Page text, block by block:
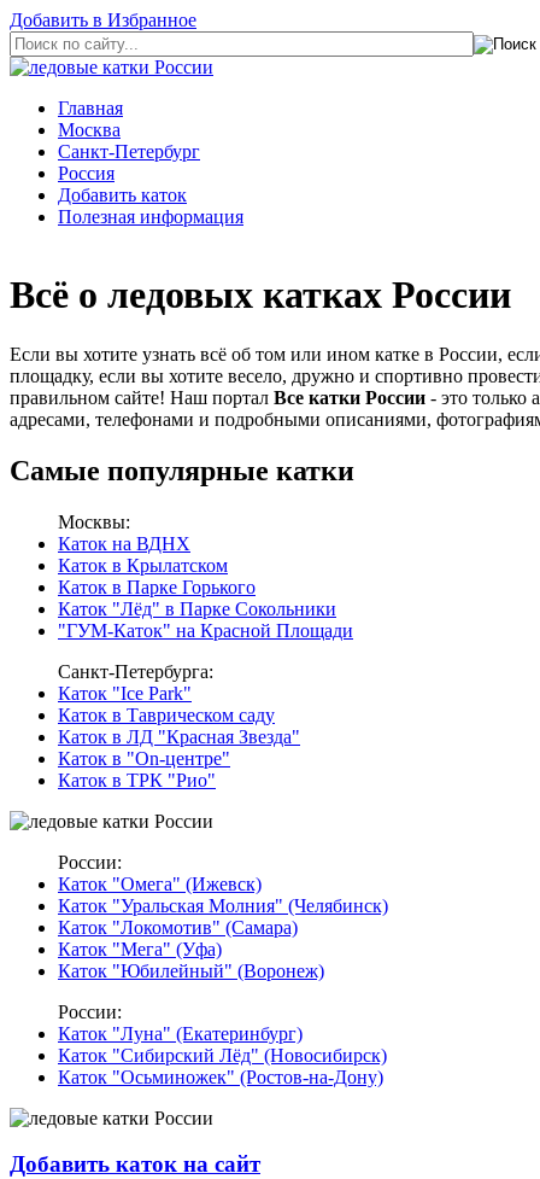
Добавить в Избранное
Главная
Москва
Санкт-Петербург
Россия
Добавить каток
Полезная информация
Всё о ледовых катках России
Если вы хотите узнать всё об том или ином катке в России,
площадку, если вы хотите весело, дружно и спортивно
правильном сайте! Наш портал Все катки России - это только
адресами, телефонами и подробными описаниями,
Самые популярные катки
Москвы:
Каток на ВДНХ
Каток в Крылатском
Каток в Парке Горького
Каток "Лёд" в Парке Сокольники
"ГУМ-Каток" на Красной Площади
Санкт-Петербурга:
Каток "Ice Park"
Каток в Таврическом саду
Каток в ЛД "Красная Звезда"
Каток в "On-центре"
Каток в ТРК "Рио"
России:
Каток "Омега" (Ижевск)
Каток "Уральская Молния" (Челябинск)
Каток "Локомотив" (Самара)
Каток "Мега" (Уфа)
Каток "Юбилейный" (Воронеж)
России:
Каток "Луна" (Екатеринбург)
Каток "Сибирский Лёд" (Новосибирск)
Каток "Осьминожек" (Ростов-на-Дону)
Добавить каток на сайт